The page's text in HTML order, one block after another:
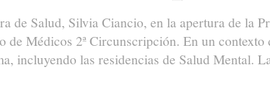
de Salud, Silvia Ciancio, en la apertura de la
de Médicos 2ª Circunscripción. En un
incluyendo las residencias de Salud Mental.